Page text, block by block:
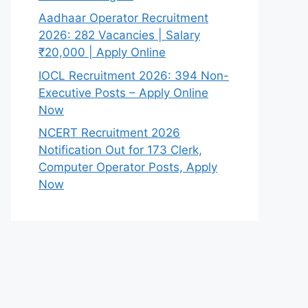
Aadhaar Operator Recruitment
2026: 282 Vacancies | Salary
₹20,000 | Apply Online
IOCL Recruitment 2026: 394 Non-
Executive Posts – Apply Online
Now
NCERT Recruitment 2026
Notification Out for 173 Clerk,
Computer Operator Posts, Apply
Now